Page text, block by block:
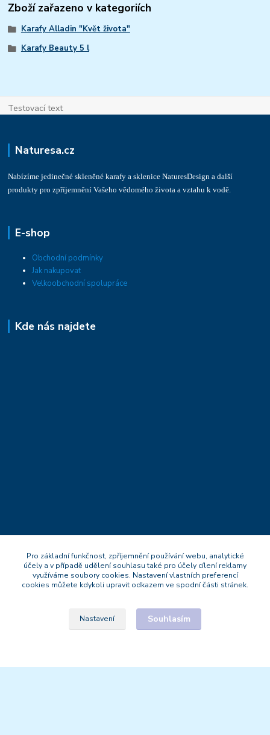
Zboží zařazeno v kategoriích
Karafy Alladin "Květ života"
Karafy Beauty 5 l
Testovací text
Naturesa.cz
Nabízíme jedinečné skleněné karafy a sklenice NaturesDesign a další
produkty pro zpříjemnění Vašeho vědomého života a vztahu k vodě.
E-shop
Obchodní podmínky
Jak nakupovat
Velkoobchodní spolupráce
Kde nás najdete
Kontakt
Pro základní funkčnost, zpříjemnění používání webu, analytické
účely a v případě udělení souhlasu také pro účely cílení reklamy
využíváme soubory cookies. Nastavení vlastních preferencí
cookies můžete kdykoli upravit odkazem ve spodní části stránek.
Nastavení Souhlasím